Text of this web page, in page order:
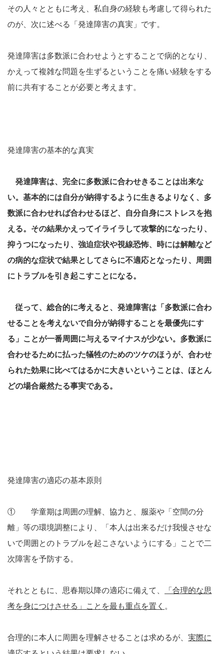
その人々とともに考え、私自身の経験も考慮して得られた
のが、次に述べる「発達障害の真実」です。
発達障害は多数派に合わせようとすることで病的となり、
かえって複雑な問題を生ずるということを痛い経験をする
前に共有することが必要と考えます。
発達障害の基本的な真実
発達障害は、完全に多数派に合わせきることは出来な
い。基本的には自分が納得するように生きるよりなく、多
数派に合わせれば合わせるほど、自分自身にストレスを抱
える。その結果かえってイライラして攻撃的になったり、
抑うつになったり、強迫症状や視線恐怖、時には解離など
の病的な症状で結果としてさらに不適応となったり、周囲
にトラブルを引き起こすことになる。
従って、総合的に考えると、発達障害は「多数派に合わ
せることを考えないで自分が納得することを最優先にす
る」ことが一番周囲に与えるマイナスが少ない。多数派に
合わせるために払った犠牲のためのツケのほうが、合わせ
られた効果に比べてはるかに大きいということは、ほとん
どの場合厳然たる事実である。
発達障害の適応の基本原則
① 学童期は周囲の理解、協力と、服薬や「空間の分
離」等の環境調整により、「本人は出来るだけ我慢させな
いで周囲とのトラブルを起こさないようにする」ことで二
次障害を予防する。
それとともに、思春期以降の適応に備えて、
「合理的な思
考を身につけさせる」ことを最も重点を置く 。
合理的に本人に周囲を理解させることは求めるが、 実際に